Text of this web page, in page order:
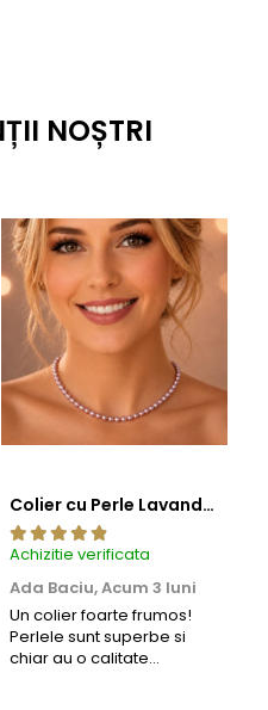
NOȘTRI
Colier cu Perle Lavanda la Baza Gatului, de 4-5 mm, Perle Rare, Calitate AAA+, Aur 14K | KASKADDA®
Achizitie verificata
Ada Baciu,Acum 3 luni
Un colier foarte frumos!
Perlele sunt superbe si
chiar au o calitate